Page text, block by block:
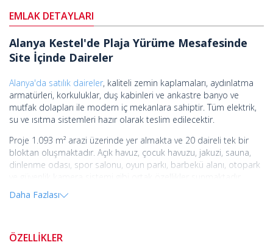
EMLAK DETAYLARI
Alanya Kestel'de Plaja Yürüme Mesafesinde
Site İçinde Daireler
Alanya'da satılık daireler, kaliteli zemin kaplamaları, aydınlatma
armatürleri, korkuluklar, duş kabinleri ve ankastre banyo ve
mutfak dolapları ile modern iç mekanlara sahiptir. Tüm elektrik,
su ve ısıtma sistemleri hazır olarak teslim edilecektir.
Proje 1.093 m² arazi üzerinde yer almakta ve 20 daireli tek bir
bloktan oluşmaktadır. Açık havuz, çocuk havuzu, jakuzi, sauna,
dinlenme odası, spor salonu, oyun parkı, barbekü alanı, otopark
Alanya'nın doğusunda hızla gelişen bir bölge olan Kestel'de yer
gayrimenkul alacaklar için tercih edilen bir lokasyondur.
Daha Fazlası
ÖZELLİKLER